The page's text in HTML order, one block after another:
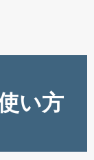
い方